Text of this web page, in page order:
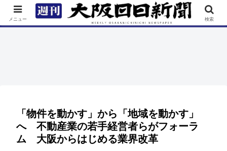
TOP 特集 ニュース 連載 街ネタ イベント
「物件を動かす」から「地域を動かす」
へ 不動産業の若⼿経営者らがフォーラ
ム ⼤阪からはじめる業界改革
メニュー 検索